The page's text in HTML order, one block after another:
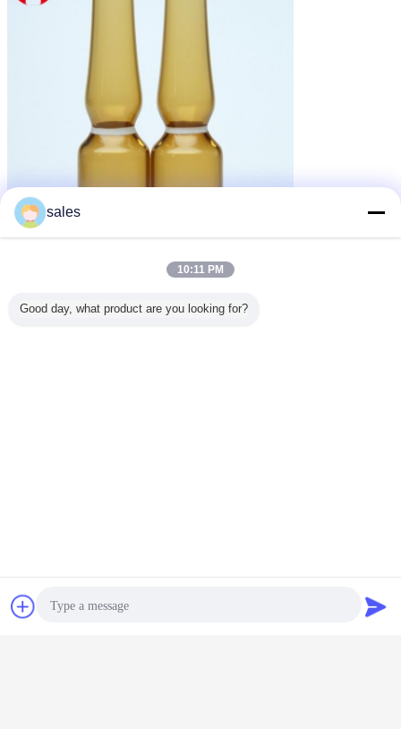
Kontakt
sales
10:11 PM
Good day, what product are you looking for?